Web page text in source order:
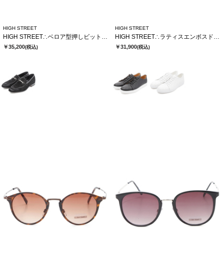
HIGH STREET
￥35,200(税込)
HIGH STREET
￥31,900(税込)